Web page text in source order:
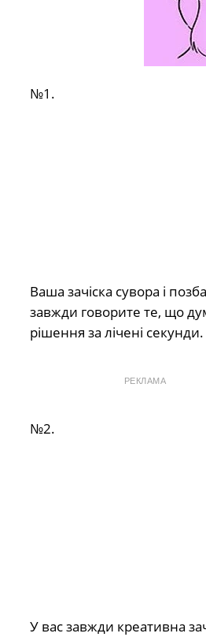
№1.
Ваша зачіска сувора і
завжди говорите те, що
рішення за лічені
РЕКЛАМА
№2.
У вас завжди креативна